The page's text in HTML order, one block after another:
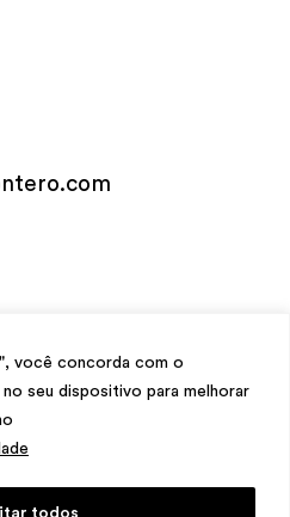
você concorda com o
seu dispositivo para melhorar
todos